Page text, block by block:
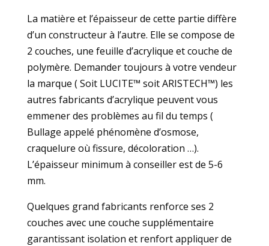
La matière et l’épaisseur de cette partie diffère
d’un constructeur à l’autre. Elle se compose de
2 couches, une feuille d’acrylique et couche de
polymère. Demander toujours à votre vendeur
la marque ( Soit LUCITE™ soit ARISTECH™) les
autres fabricants d’acrylique peuvent vous
emmener des problèmes au fil du temps (
Bullage appelé phénomène d’osmose,
craquelure où fissure, décoloration …).
L’épaisseur minimum à conseiller est de 5-6
mm.
Quelques grand fabricants renforce ses 2
couches avec une couche supplémentaire
garantissant isolation et renfort appliquer de